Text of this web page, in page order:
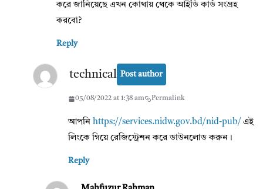
করে জানিয়েছে এখন কোথায় থেকে আইডি কার্ড সংগ্রহ
করবো?
Reply
technical Post author
05/08/2022 at 1:38 am Permalink
আপনি https://services.nidw.gov.bd/nid-pub/ এই
লিংকে গিয়ে রেজিস্ট্রেশন করে ডাউনলোড করুন।
Reply